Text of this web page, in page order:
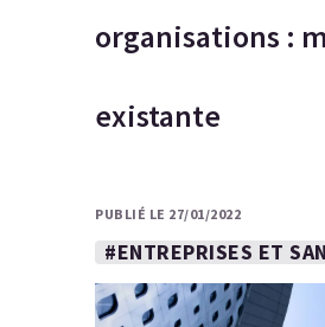
organisations :
existante
PUBLIÉ LE 27/01/2022
#ENTREPRISES ET